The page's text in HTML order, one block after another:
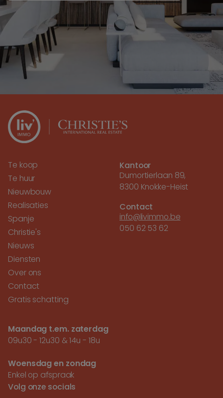
Te koop
Te huur
Nieuwbouw
Realisaties
Spanje
Christie's
Nieuws
Diensten
Over ons
Contact
Gratis schatting
Kantoor
Dumortierlaan 89,
8300 Knokke-Heist
Contact
info@livimmo.be
050 62 53 62
Maandag t.em. zaterdag
09u30 - 12u30 & 14u - 18u
Woensdag en zondag
Enkel op afspraak
Volg onze socials